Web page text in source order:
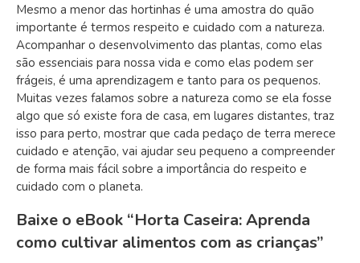
Mesmo a menor das hortinhas é uma amostra do quão
importante é termos respeito e cuidado com a natureza.
Acompanhar o desenvolvimento das plantas, como elas
são essenciais para nossa vida e como elas podem ser
frágeis, é uma aprendizagem e tanto para os pequenos.
Muitas vezes falamos sobre a natureza como se ela fosse
algo que só existe fora de casa, em lugares distantes, traz
isso para perto, mostrar que cada pedaço de terra merece
cuidado e atenção, vai ajudar seu pequeno a compreender
de forma mais fácil sobre a importância do respeito e
cuidado com o planeta.
Baixe o eBook “Horta Caseira: Aprenda
como cultivar alimentos com as crianças”